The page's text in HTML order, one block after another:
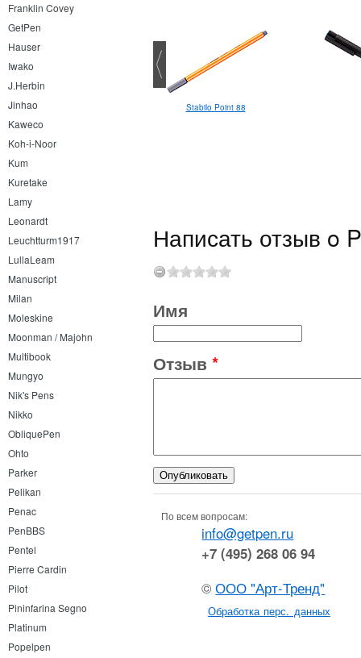
Franklin Covey
GetPen
Hauser
Iwako
J.Herbin
Jinhao
Kaweco
Koh-i-Noor
Kum
Kuretake
Lamy
Leonardt
Leuchtturm1917
LullaLeam
Manuscript
Milan
Moleskine
Moonman / Majohn
Multibook
Mungyo
Nik's Pens
Nikko
ObliquePen
Ohto
Parker
Pelikan
Penac
PenBBS
Pentel
Pierre Cardin
Pilot
Pininfarina Segno
Platinum
Popelpen
ball Pin Fine Line Brush Extra
Stabilo Point 88
Написать отзыв o
Имя
Отзыв *
По всем вопросам:
info@getpen.ru
+7 (495) 268 06 94
©ООО "Арт-Тренд"
Обработка перс. данных